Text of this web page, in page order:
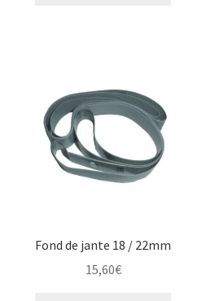
Fond de jante 18 / 22mm
15,60€